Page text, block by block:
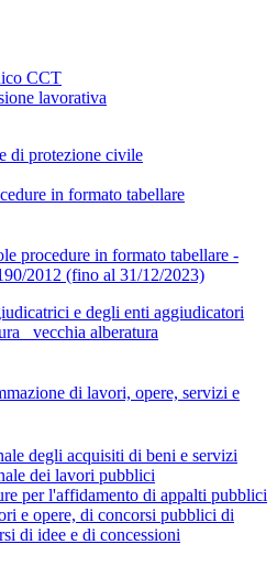
CCT
lavorativa
di protezione civile
in formato tabellare
procedure in formato tabellare -
2012 (fino al 31/12/2023)
e degli enti aggiudicatori
vecchia alberatura
di lavori, opere, servizi e
degli acquisiti di beni e servizi
dei lavori pubblici
per l'affidamento di appalti pubblici
e opere, di concorsi pubblici di
di idee e di concessioni